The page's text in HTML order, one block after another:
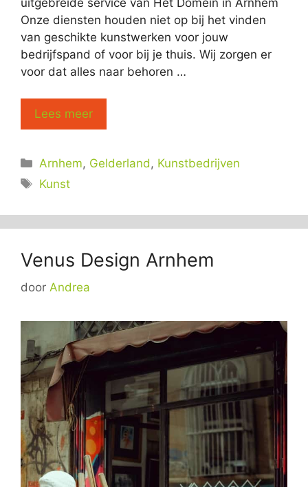
uitgebreide service van Het Domein in Arnhem
Onze diensten houden niet op bij het vinden
van geschikte kunstwerken voor jouw
bedrijfspand of voor bij je thuis. Wij zorgen er
voor dat alles naar behoren …
Lees meer
Categorieën
Arnhem, Gelderland , Kunstbedrijven
Tags
Kunst
Venus Design Arnhem
door Andrea